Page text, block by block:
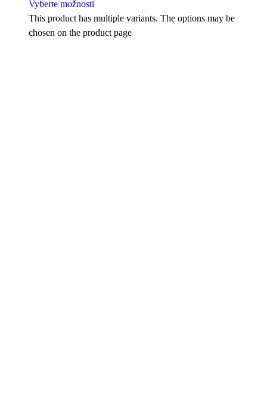
Vyberte možnosti
This product has multiple variants. The options may be
chosen on the product page